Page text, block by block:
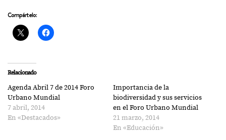
Compártelo:
Relacionado
Agenda Abril 7 de 2014 Foro
Urbano Mundial
7 abril, 2014
En «Destacados»
Importancia de la
biodiversidad y sus servicios
en el Foro Urbano Mundial
21 marzo, 2014
En «Educación»